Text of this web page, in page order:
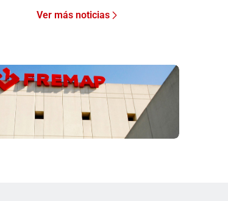
Ver más noticias